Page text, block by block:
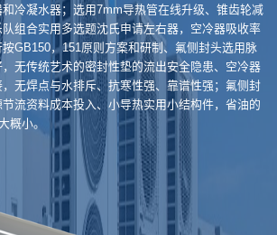
冷凝水器；选用7mm导热管在线升级、锥齿轮减
组合实用多选题沈氏申请左右器，空冷器吸收率
GB150，151原则方案和研制、氟侧封头选用脉
无传统艺术的密封性垫的流出安全隐患、空冷器
无焊点与水排斥、抗寒性强、靠谱性强；氟侧封
流资料成本投入、小导热实用小结构件，省油的
概小。